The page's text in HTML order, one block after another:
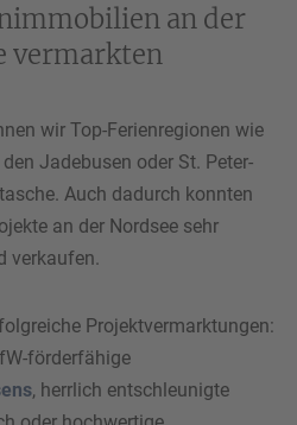
an der
vermarkten
wir Top-Ferienregionen wie
Jadebusen oder St. Peter-
Auch dadurch konnten
an der Nordsee sehr
verkaufen.
Projektvermarktungen:
förderfähige
, herrlich entschleunigte